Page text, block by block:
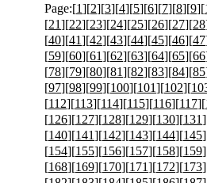
Page:[1][2][3][4][5][6][7][8][9][
[21][22][23][24][25][26][27][28
[40][41][42][43][44][45][46][47
[59][60][61][62][63][64][65][66
[78][79][80][81][82][83][84][85
[97][98][99][100][101][102][
[112][113][114][115][116][117][
[126][127][128][129][130][131
[140][141][142][143][144][145
[154][155][156][157][158][159
[168][169][170][171][172][173